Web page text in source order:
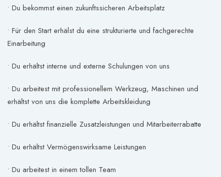
• Du bekommst einen zukunftssicheren Arbeitsplatz
• Für den Start erhälst du eine strukturierte und fachgerechte
Einarbeitung
• Du erhältst interne und externe Schulungen von uns
• Du arbeitest mit professionellem Werkzeug, Maschinen und
erhältst von uns die komplette Arbeitskleidung
• Du erhältst finanzielle Zusatzleistungen und Mitarbeiterrabatte
• Du erhältst Vermögenswirksame Leistungen
• Du arbeitest in einem tollen Team